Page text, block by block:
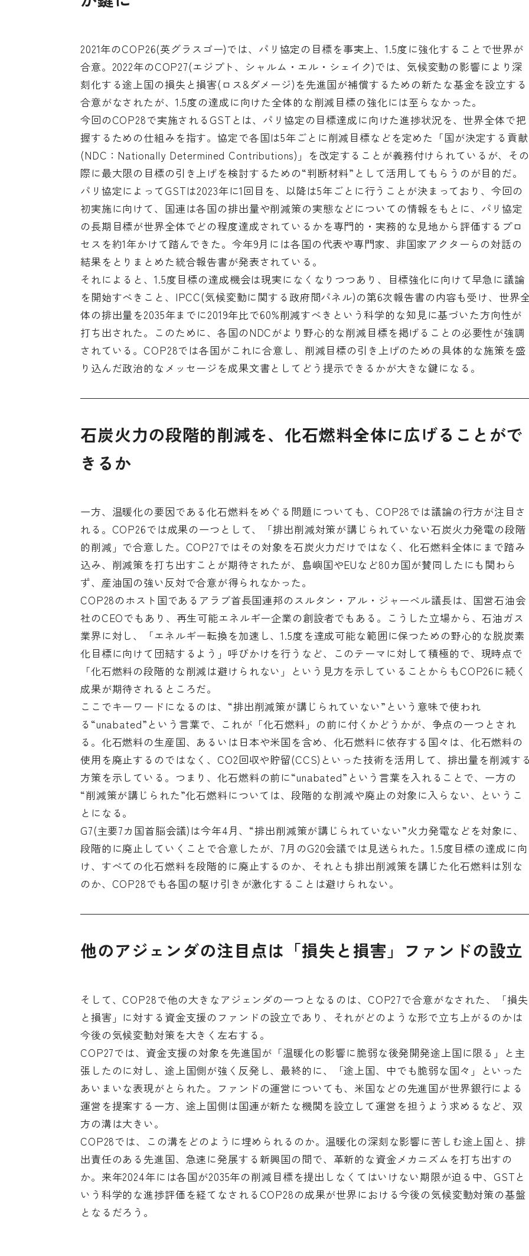
2021年のCOP26(英グラスゴー)では、パリ協定の目標を事実上、1.5度に強化することで世界が
合意。2022年のCOP27(エジプト、シャルム・エル・シェイク)では、気候変動の影響により深
刻化する途上国の損失と損害(ロス&ダメージ)を先進国が補償するための新たな基金を設立する
合意がなされたが、1.5度の達成に向けた全体的な削減目標の強化には至らなかった。
今回のCOP28で実施されるGSTとは、パリ協定の目標達成に向けた進捗状況を、世界全体で把
握するための仕組みを指す。協定で各国は5年ごとに削減目標などを定めた「国が決定する貢献
(NDC：Nationally Determined Contributions)」を改定することが義務付けられているが、そ
際に最大限の目標の引き上げを検討するための“判断材料”として活用してもらうのが目的だ。
パリ協定によってGSTは2023年に1回目を、以降は5年ごとに行うことが決まっており、今回の
初実施に向けて、国連は各国の排出量や削減策の実態などについての情報をもとに、パリ協定
の長期目標が世界全体でどの程度達成されているかを専門的・実務的な見地から評価するプロ
セスを約1年かけて踏んできた。今年9月には各国の代表や専門家、非国家アクターらの対話の
結果をとりまとめた統合報告書が発表されている。
それによると、1.5度目標の達成機会は現実になくなりつつあり、目標強化に向けて早急に議論
を開始すべきこと、 IPCC(気候変動に関する政府間パネル)の第6次報告書の内容も受け、世界
体の排出量を2035年までに2019年比で60%削減すべきという科学的な知見に基づいた方向性が
打ち出された。このために、各国のNDCがより野心的な削減目標を掲げることの必要性が強調
されている。COP28では各国がこれに合意し、削減目標の引き上げのための具体的な施策を盛
り込んだ政治的なメッセージを成果文書としてどう提示できるかが大きな鍵になる。
石炭火力の段階的削減を、化石燃料全体に広げることがで
きるか
一方、温暖化の要因である化石燃料をめぐる問題についても、COP28では議論の行方が注目さ
れる。COP26では成果の一つとして、「排出削減対策が講じられていない石炭火力発電の段階
的削減」で合意した。COP27ではその対象を石炭火力だけではなく、化石燃料全体にまで踏み
込み、削減策を打ち出すことが期待されたが、島嶼国やEUなど80カ国が賛同したにも関わら
ず、産油国の強い反対で合意が得られなかった。
COP28のホスト国であるアラブ首長国連邦のスルタン・アル・ジャーベル議長は、国営石油会
社のCEOでもあり、再生可能エネルギー企業の創設者でもある。こうした立場から、石油ガス
業界に対し、「エネルギー転換を加速し、1.5度を達成可能な範囲に保つための野心的な脱炭素
化目標に向けて団結するよう」呼びかけ を行うなど、このテーマに対して積極的で、現時点で
「化石燃料の段階的な削減は避けられない」という見方を示していることからもCOP26に続く
成果が期待されるところだ。
ここでキーワードになるのは、“排出削減策が講じられていない”という意味で使われ
る“unabated”という言葉で、これが「化石燃料」の前に付くかどうかが、争点の一つとされ
る。化石燃料の生産国、あるいは日本や米国を含め、化石燃料に依存する国々は、化石燃料の
使用を廃止するのではなく、CO2回収や貯留(CCS)といった技術を活用して、排出量を削減す
方策を示している。つまり、化石燃料の前に“unabated”という言葉を入れることで、一方の
“削減策が講じられた”化石燃料については、段階的な削減や廃止の対象に入らない、というこ
とになる。
G7(主要7カ国首脳会議)は今年4月、“排出削減策が講じられていない”火力発電などを対象に、
段階的に廃止していくことで合意したが、7月のG20会議では見送られた。1.5度目標の達成に向
け、すべての化石燃料を段階的に廃止するのか、それとも排出削減策を講じた化石燃料は別な
のか、COP28でも各国の駆け引きが激化することは避けられない。
他のアジェンダの注目点は「損失と損害」ファンドの設立
そして、COP28で他の大きなアジェンダの一つとなるのは、COP27で合意がなされた、「損失
と損害」に対する資金支援のファンドの設立であり、それがどのような形で立ち上がるのかは
今後の気候変動対策を大きく左右する。
COP27では、資金支援の対象を先進国が「温暖化の影響に脆弱な後発開発途上国に限る」と主
張したのに対し、途上国側が強く反発し、最終的に、「途上国、中でも脆弱な国々」といった
あいまいな表現がとられた。ファンドの運営についても、米国などの先進国が世界銀行による
運営を提案する一方、途上国側は国連が新たな機関を設立して運営を担うよう求めるなど、双
方の溝は大きい。
COP28では、この溝をどのように埋められるのか。温暖化の深刻な影響に苦しむ途上国と、排
出責任のある先進国、急速に発展する新興国の間で、革新的な資金メカニズムを打ち出すの
か。来年2024年には各国が2035年の削減目標を提出しなくてはいけない期限が迫る中、GSTと
いう科学的な進捗評価を経てなされるCOP28の成果が世界における今後の気候変動対策の基盤
となるだろう。